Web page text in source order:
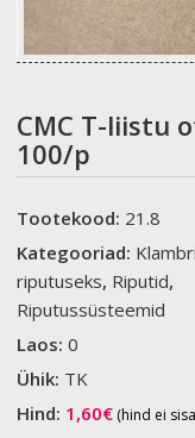
CMC T-liistu
100/p
Tootekood: 21.8
Kategooriad:
riputuseks, Riputid,
Riputussüsteemid
Laos:0
Ühik: TK
Hind: 1,60€ (hind ei